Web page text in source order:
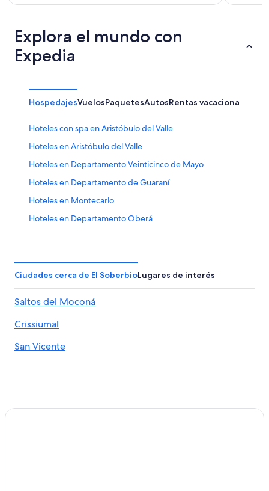
Explora el mundo con
Expedia
HospedajesVuelosPaquetesAutosRentas vacacionales
Hoteles con spa en Aristóbulo del Valle
Hoteles en Aristóbulo del Valle
Hoteles en Departamento Veinticinco de Mayo
Hoteles en Departamento de Guaraní
Hoteles en Montecarlo
Hoteles en Departamento Oberá
Hoteles 3 estrellas en Saltos del Moconá
Hoteles 4 estrellas en Saltos del Moconá
Hoteles 5 estrellas en Saltos del Moconá
Hoteles ecológicos en Saltos del Moconá
Hoteles con restaurante en Saltos del Moconá
Ciudades cerca de El SoberbioLugares de interés
Saltos del Moconá
Crissiumal
San Vicente